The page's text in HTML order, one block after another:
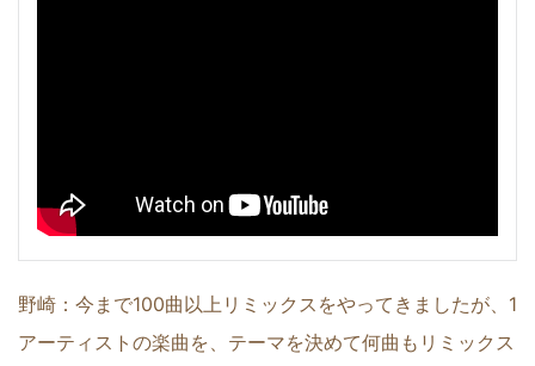
野崎：今まで100曲以上リミックスをやってきましたが、1
アーティストの楽曲を、テーマを決めて何曲もリミックス